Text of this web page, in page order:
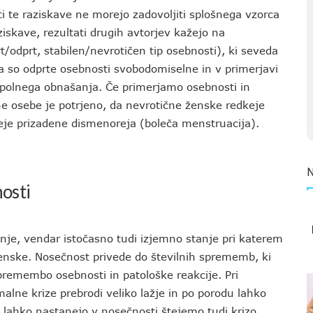
raziskave ne morejo zadovoljiti splošnega vzorca
rezultati drugih avtorjev kažejo na
odprt, stabilen/nevrotičen tip osebnosti), ki seveda
odprte osebnosti svobodomiselne in v primerjavi
obnašanja. Če primerjamo osebnosti in
osebe je potrjeno, da nevrotične ženske redkeje
prizadene dismenoreja (boleča menstruacija).
vendar istočasno tudi izjemno stanje pri katerem
Nosečnost privede do številnih sprememb, ki
osebnosti in patološke reakcije. Pri
krize prebrodi veliko lažje in po porodu lahko